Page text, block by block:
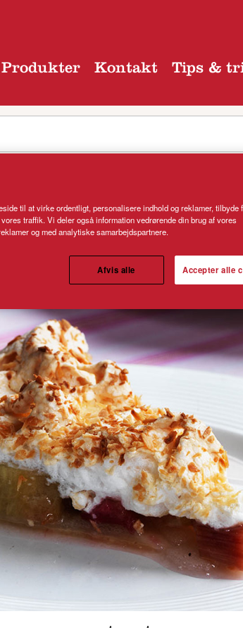
Produkter Kontakt Tips &
til at virke ordentligt, personalisere indhold og reklamer, tilbyde
traffik. Vi deler også information vedrørende din brug af vores
og med analytiske samarbejdspartnere.
Afvis alle Accepter alle